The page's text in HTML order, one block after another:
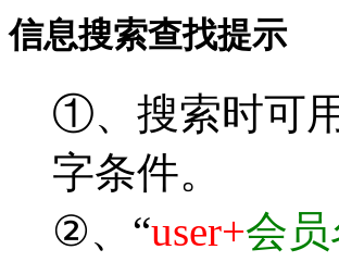
信息搜索查找提示
①、搜索时可
字条件。
②、“user+会员